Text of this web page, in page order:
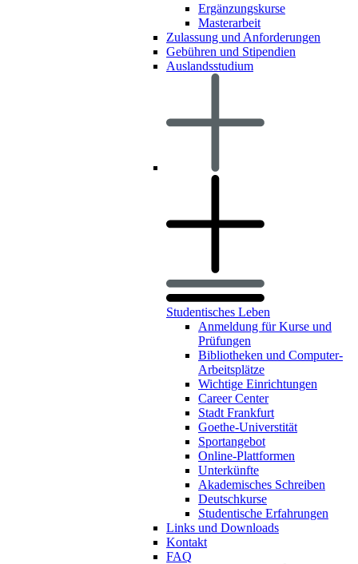
Ergänzungskurse
Masterarbeit
Zulassung und Anforderungen
Gebühren und Stipendien
Auslandsstudium
Studentisches Leben
Anmeldung für Kurse und
Prüfungen
Bibliotheken und Computer-
Arbeitsplätze
Wichtige Einrichtungen
Career Center
Stadt Frankfurt
Goethe-Universtität
Sportangebot
Online-Plattformen
Unterkünfte
Akademisches Schreiben
Deutschkurse
Studentische Erfahrungen
Links und Downloads
Kontakt
FAQ